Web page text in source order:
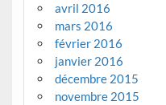
avril 2016
mars 2016
février 2016
janvier 2016
décembre 2015
novembre 2015